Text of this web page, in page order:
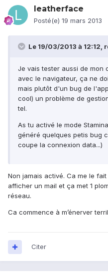
leatherface
Posté(e) 19 mars 2013
Le 19/03/2013 à 12:12,
Je vais tester aussi de mon
avec le navigateur, ça ne
mais plutôt d'un bug de
cool) un problème de
tel.
As tu activé le mode
généré quelques petis bug
coupe la connexion data...)
Non jamais activé. Ca me le
afficher un mail et ça met 1
réseau.
Ca commence à m’énerver
Citer